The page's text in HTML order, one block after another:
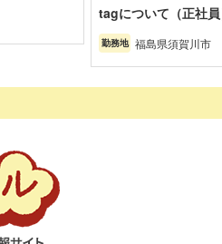
tagについて（正社員
勤務地 福島県須賀川市